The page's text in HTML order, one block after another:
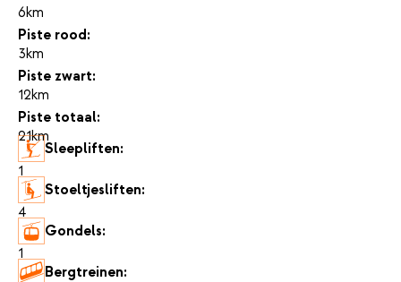
6km
Piste rood:
3km
Piste zwart:
12km
Piste totaal:
21km
Sleepliften:
1
Stoeltjesliften:
4
Gondels:
1
Bergtreinen: